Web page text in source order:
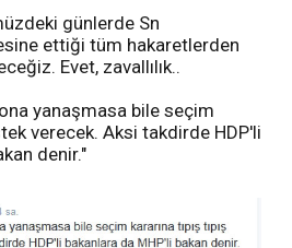
günlerde Sn
ettiği tüm hakaretlerden
Evet, zavallılık..
yanaşmasa bile seçim
verecek. Aksi takdirde HDP'li
denir."